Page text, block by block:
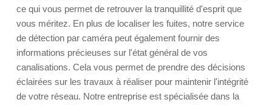
ce qui vous permet de retrouver la tranquillité d'esprit que
vous méritez. En plus de localiser les fuites, notre service
de détection par caméra peut également fournir des
informations précieuses sur l'état général de vos
canalisations. Cela vous permet de prendre des décisions
éclairées sur les travaux à réaliser pour maintenir l'intégrité
de votre réseau. Notre entreprise est spécialisée dans la